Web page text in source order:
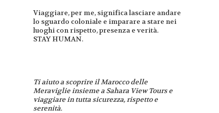
Viaggiare, per me, significa lasciare andare
lo sguardo coloniale e imparare a stare nei
luoghi con rispetto, presenza e verità.
STAY HUMAN.
Ti aiuto a scoprire il Marocco delle
Meraviglie insieme a Sahara View Tours e
viaggiare in tutta sicurezza, rispetto e
serenità.